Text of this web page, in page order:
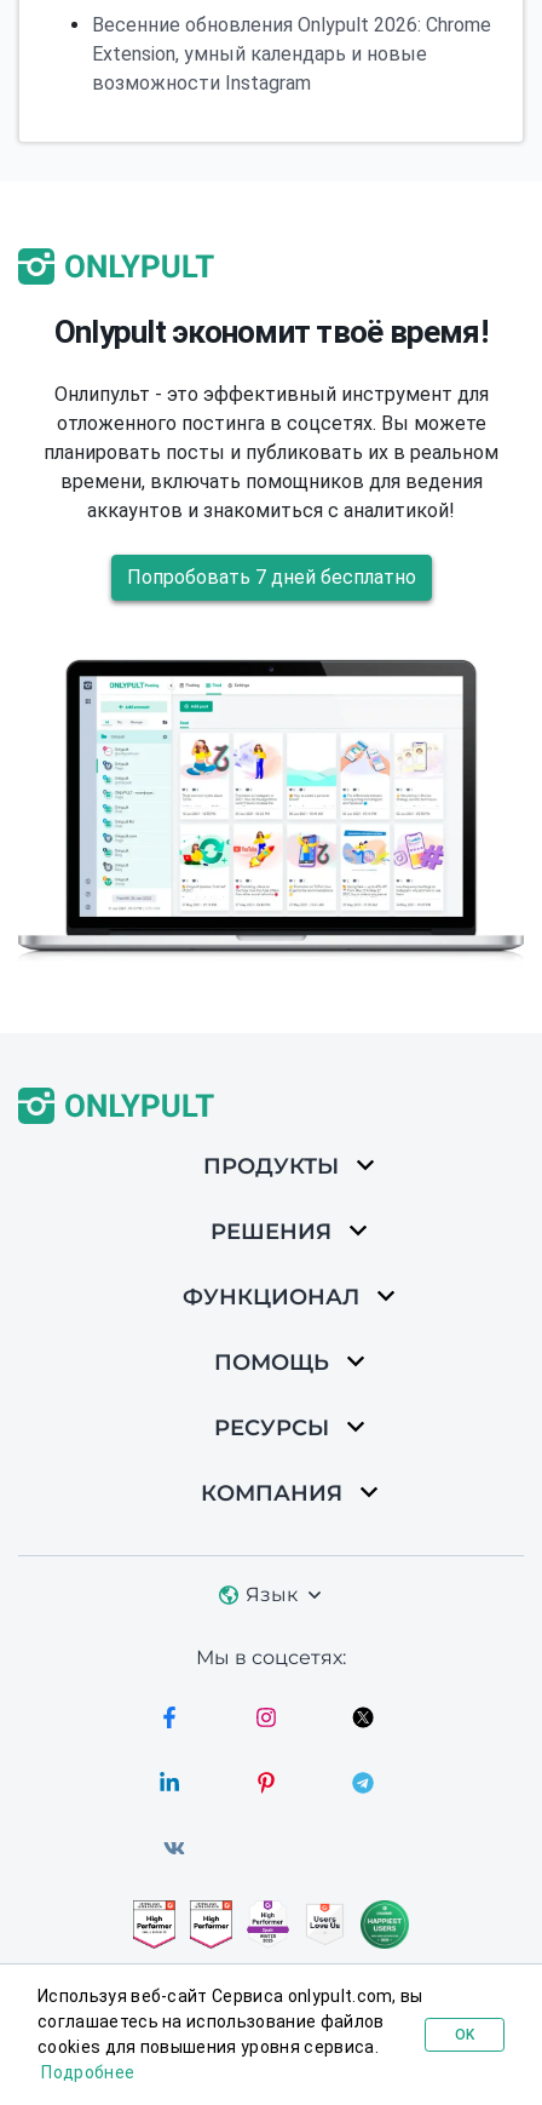
Весенние обновления Onlypult 2026: Chrome
Extension, умный календарь и новые
возможности Instagram
Onlypult экономит твоё время!
Онлипульт - это эффективный инструмент для
отложенного постинга в соцсетях. Вы можете
планировать посты и публиковать их в реальном
времени, включать помощников для ведения
аккаунтов и знакомиться с аналитикой!
Попробовать 7 дней бесплатно
ПРОДУКТЫ
РЕШЕНИЯ
ФУНКЦИОНАЛ
ПОМОЩЬ
РЕСУРСЫ
КОМПАНИЯ
Язык
Мы в соцсетях:
© 2026 Onlypult. Все права защищены.
Соглашения
Используя веб-сайт Сервиса onlypult.com, вы
соглашаетесь на использование файлов
cookies для повышения уровня сервиса.
Подробнее
OK
Попробовать бесплатно